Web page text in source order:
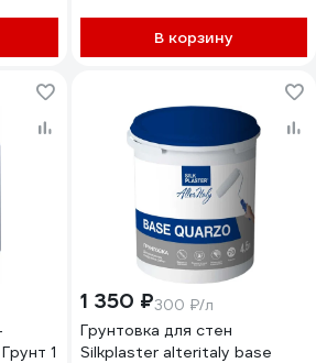
В корзину
1
1 350 ₽300 ₽/л
Грунтовка для стен
Silkplaster alteritaly base